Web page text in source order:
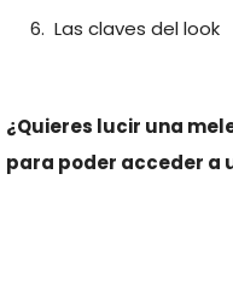
Las claves del look
¿Quieres lucir una
para poder acceder a